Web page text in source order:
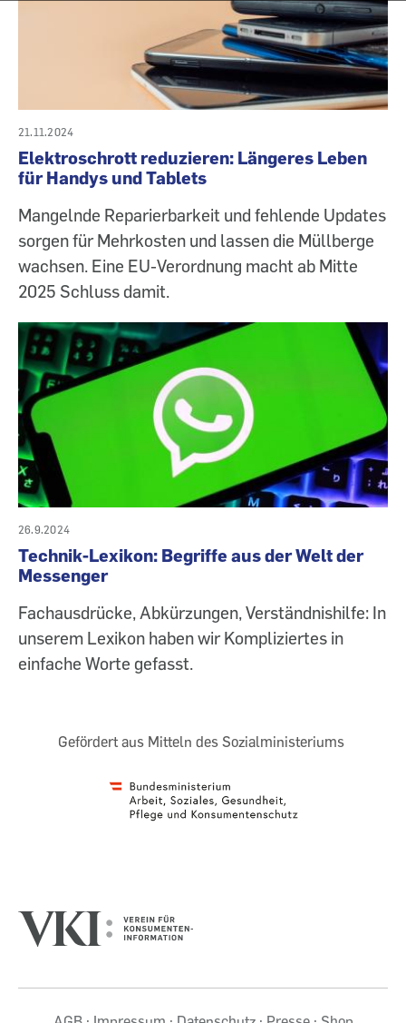
21.11.2024
Elektroschrott reduzieren: Längeres Leben
für Handys und Tablets
Mangelnde Reparierbarkeit und fehlende Updates
sorgen für Mehrkosten und lassen die Müllberge
wachsen. Eine EU-Verordnung macht ab Mitte
2025 Schluss damit.
26.9.2024
Technik-Lexikon: Begriffe aus der Welt der
Messenger
Fachausdrücke, Abkürzungen, Verständnishilfe: In
unserem Lexikon haben wir Kompliziertes in
einfache Worte gefasst.
Gefördert aus Mitteln des Sozialministeriums